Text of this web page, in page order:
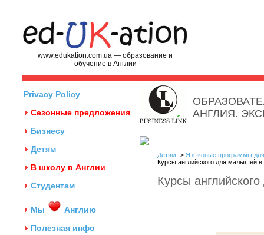
www.edukation.com.ua — образование и
обучение в Англии
Privacy Policy
Сезонные предложения
Бизнесу
Детям
В школу в Англии
Студентам
Мы
Англию
Полезная инфо
АНГЛИЯ.
Детям -> Языковые программы
Курсы английского для малышей в
Курсы